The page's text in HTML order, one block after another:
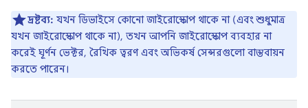
দ্রষ্টব্য: যখন ডিভাইসে কোনো জাইরোস্কোপ থাকে না (এবং শুধুমাত্র
যখন জাইরোস্কোপ থাকে না), তখন আপনি জাইরোস্কোপ ব্যবহার না
করেই ঘূর্ণন ভেক্টর, রৈখিক ত্বরণ এবং অভিকর্ষ সেন্সরগুলো বাস্তবায়ন
করতে পারেন।